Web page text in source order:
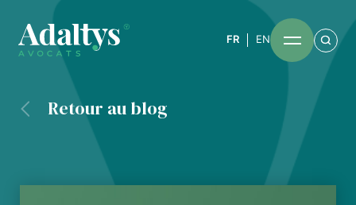
FR EN
Retour au blog